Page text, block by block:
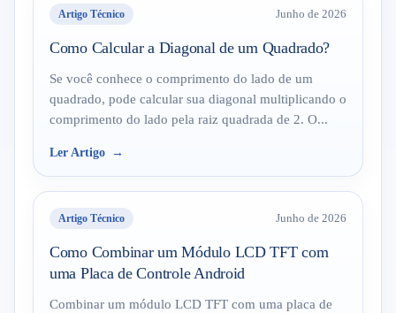
Artigo Técnico Junho de 2026
Como Calcular a Diagonal de um Quadrado?
Se você conhece o comprimento do lado de um
quadrado, pode calcular sua diagonal multiplicando o
comprimento do lado pela raiz quadrada de 2. O...
Ler Artigo
Artigo Técnico Junho de 2026
Como Combinar um Módulo LCD TFT com
uma Placa de Controle Android
Combinar um módulo LCD TFT com uma placa de